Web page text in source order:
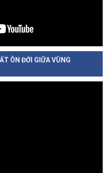
ÔN ĐỚI GIỮA VÙNG